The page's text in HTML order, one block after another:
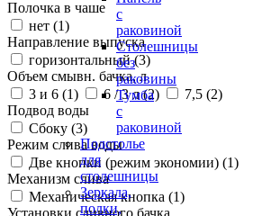
с
раковиной
Столешницы
без
раковины
Тумба
с
раковиной
Подстолье
для
столешницы
Зеркала,
полки,
Полочка в чаше
нет (1)
Направление выпуска
горизонтальный (3)
Объем смывн. бачка, л
3 и 6 (1) 6 / 3 л (2) 7,5 (2)
Подвод воды
Сбоку (3)
Режим слива воды
Две кнопки (режим экономии) (1)
Механизм слива
Механическая кнопка (1)
Установки сливного бачка